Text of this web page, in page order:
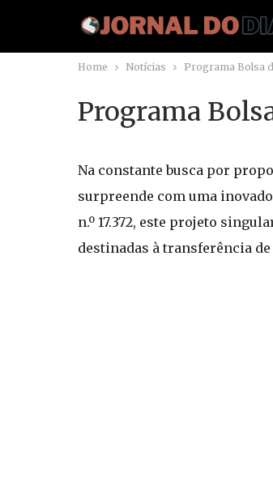
Home Notícias Programa Bolsa
Programa
Na constante busca por
surpreende com uma
n.º 17.372, este projeto
destinadas à transferência